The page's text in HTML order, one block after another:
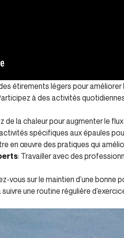
étirements légers pour
à des activités
de la chaleur pour augmenter le
spécifiques aux épaules
en œuvre des pratiques qui
: Travailler avec des
vous sur le maintien d’une
suivre une routine régulière